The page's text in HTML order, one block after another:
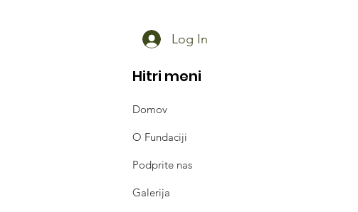
Log In
Hitri meni
Domov
O Fundaciji
Podprite nas
Galerija